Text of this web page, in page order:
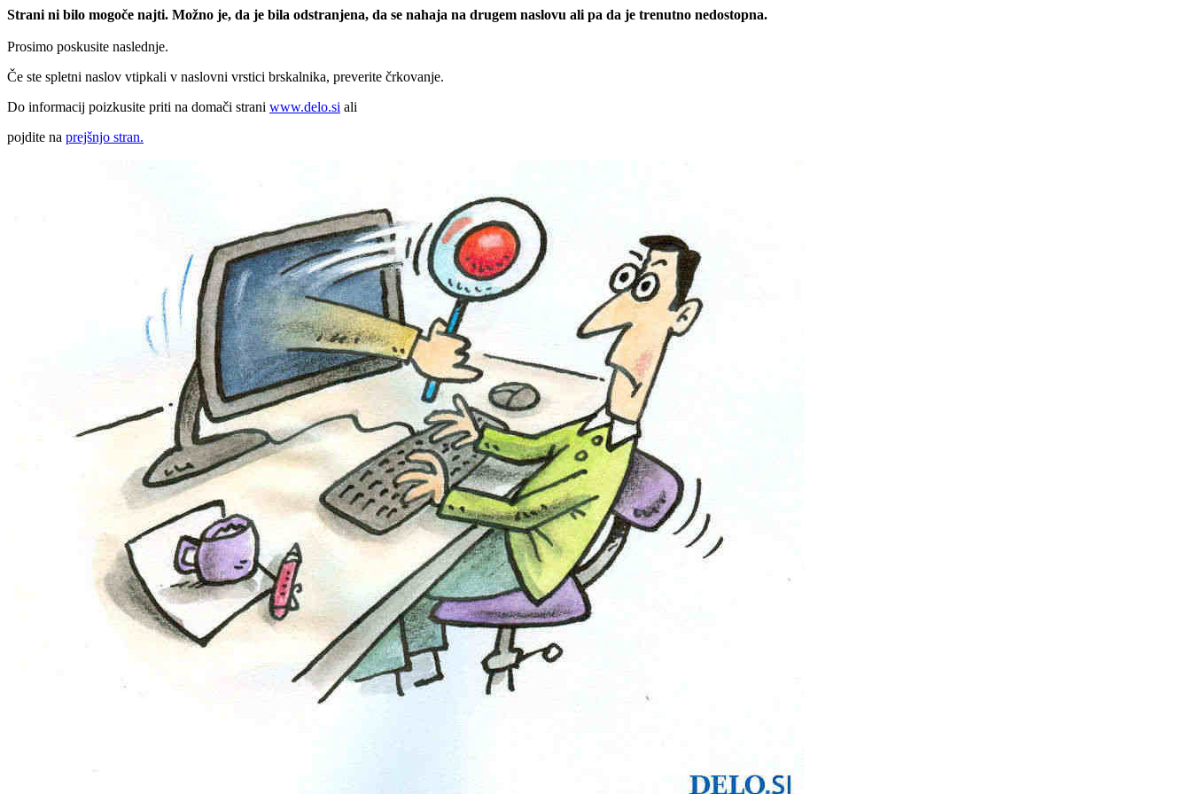
Strani ni bilo mogoče najti. Možno je, da je bila odstranjena, da se nahaja na drugem naslovu ali pa da je trenutno nedostopna.
Prosimo poskusite naslednje.
Če ste spletni naslov vtipkali v naslovni vrstici brskalnika, preverite črkovanje.
Do informacij poizkusite priti na domači strani www.delo.si ali
pojdite na prejšnjo stran.